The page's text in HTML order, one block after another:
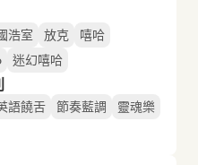
浩室 放克
嘻哈
迷幻嘻哈
語饒舌 節奏藍調
靈魂樂